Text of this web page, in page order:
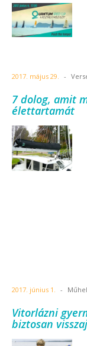
2017. május 29. -
7 dolog, amit
élettartamát
2017. június 1. -
Vitorlázni
biztosan